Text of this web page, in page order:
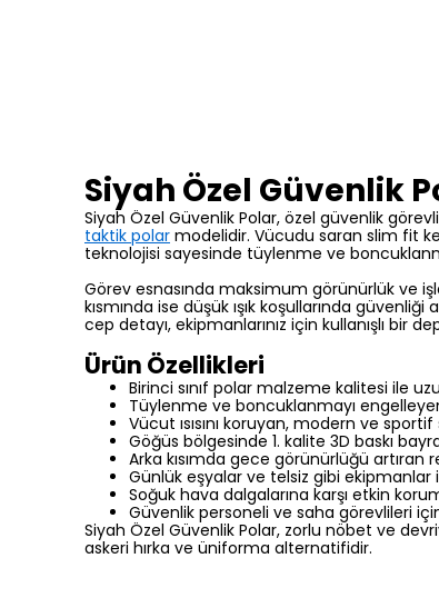
Siyah Özel Güvenlik
Siyah Özel Güvenlik Polar, özel güvenlik
taktik polar modelidir. Vücudu saran slim fit
teknolojisi sayesinde tüylenme ve
Görev esnasında maksimum görünürlük ve
kısmında ise düşük ışık koşullarında
cep detayı, ekipmanlarınız için kullanışlı bir
Ürün Özellikleri
Birinci sınıf polar malzeme kalitesi ile
Tüylenme ve boncuklanmayı
Vücut ısısını koruyan, modern ve
Göğüs bölgesinde 1. kalite 3D baskı
Arka kısımda gece görünürlüğü artıran
Günlük eşyalar ve telsiz gibi
Soğuk hava dalgalarına karşı etkin
Güvenlik personeli ve saha görevlileri
Siyah Özel Güvenlik Polar, zorlu nöbet ve
askeri hırka ve üniforma alternatifidir.